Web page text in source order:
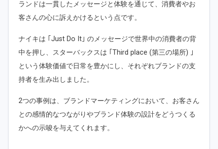
ランドは一貫したメッセージと体験を通じて、消費者やお
客さんの心に訴えかけるという点です。
ナイキは ｢Just Do It｣ のメッセージで世界中の消費者の背
中を押し、スターバックスは ｢Third place (第三の場所) ｣
という体験価値で日常を豊かにし、それぞれブランドの支
持者を生み出しました。
2つの事例は、ブランドマーケティングにおいて、お客さん
との感情的なつながりやブランド体験の設計をどうつくる
かへの示唆を与えてくれます。